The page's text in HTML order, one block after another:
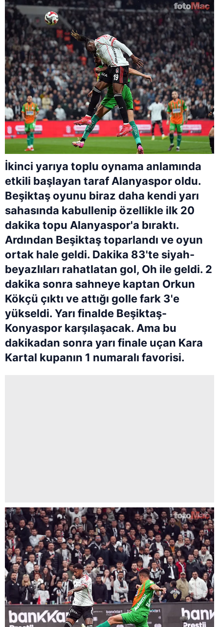
İkinci yarıya toplu oynama anlamında
etkili başlayan taraf Alanyaspor oldu.
Beşiktaş oyunu biraz daha kendi yarı
sahasında kabullenip özellikle ilk 20
dakika topu Alanyaspor'a bıraktı.
Ardından Beşiktaş toparlandı ve oyun
ortak hale geldi. Dakika 83'te siyah-
beyazlıları rahatlatan gol, Oh ile geldi. 2
dakika sonra sahneye kaptan Orkun
Kökçü çıktı ve attığı golle fark 3'e
yükseldi. Yarı finalde Beşiktaş-
Konyaspor karşılaşacak. Ama bu
dakikadan sonra yarı finale uçan Kara
Kartal kupanın 1 numaralı favorisi.